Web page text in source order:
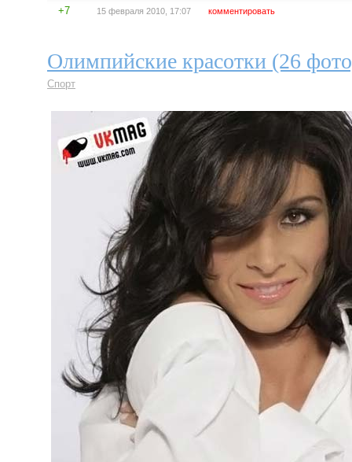
+7 15 февраля 2010, 17:07 комментировать
Олимпийские красотки (26
Спорт